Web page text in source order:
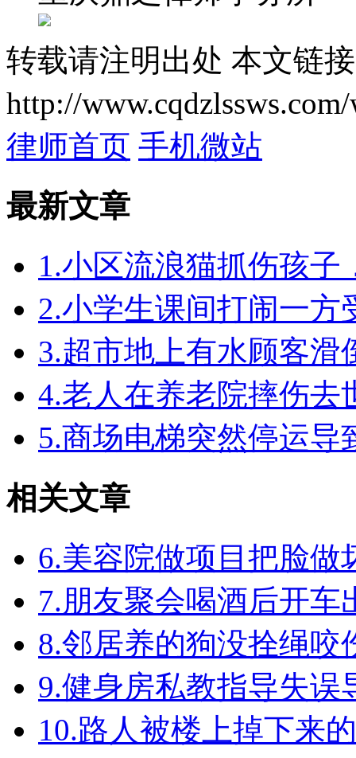
转载请注明出处 本文链
http://
律师首页 手机微站
最新文章
1.小区流浪猫抓伤孩子
2.小学生课间打闹一
3.超市地上有水顾客
4.老人在养老院摔伤去
5.商场电梯突然停运
相关文章
6.美容院做项目把脸做
7.朋友聚会喝酒后开
8.邻居养的狗没拴绳
9.健身房私教指导失
10.路人被楼上掉下来